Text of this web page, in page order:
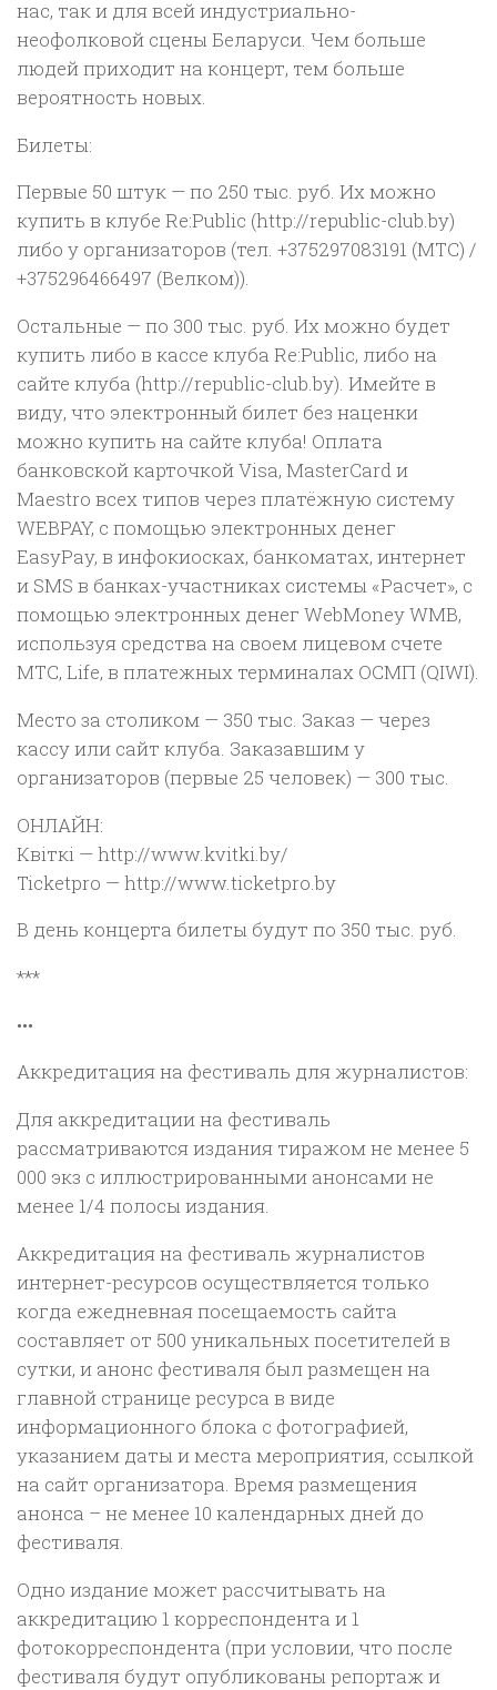
нас, так и для всей индустриально-
неофолковой сцены Беларуси. Чем больше
людей приходит на концерт, тем больше
вероятность новых.
Билеты:
Первые 50 штук — по 250 тыс. руб. Их можно
купить в клубе Re:Public (http://republic-club.by)
либо у организаторов (тел. +375297083191 (МТС) /
+375296466497 (Велком)).
Остальные — по 300 тыс. руб. Их можно будет
купить либо в кассе клуба Re:Public, либо на
сайте клуба (http://republic-club.by). Имейте в
виду, что электронный билет без наценки
можно купить на сайте клуба! Оплата
банковской карточкой Visa, MasterCard и
Maestro всех типов через платёжную систему
WEBPAY, с помощью электронных денег
EasyPay, в инфокиосках, банкоматах, интернет
и SMS в банках-участниках системы «Расчет», с
помощью электронных денег WebMoney WMB,
используя средства на своем лицевом счете
МТС, Life, в платежных терминалах ОСМП (QIWI).
Место за столиком — 350 тыс. Заказ — через
кассу или сайт клуба. Заказавшим у
организаторов (первые 25 человек) — 300 тыс.
ОНЛАЙН:
Квiткi — http://www.kvitki.by/
Ticketpro — http://www.ticketpro.by
В день концерта билеты будут по 350 тыс. руб.
***
•••
Аккредитация на фестиваль для журналистов:
Для аккредитации на фестиваль
рассматриваются издания тиражом не менее 5
000 экз с иллюстрированными анонсами не
менее 1/4 полосы издания.
Аккредитация на фестиваль журналистов
интернет-ресурсов осуществляется только
когда ежедневная посещаемость сайта
составляет от 500 уникальных посетителей в
сутки, и анонс фестиваля был размещен на
главной странице ресурса в виде
информационного блока с фотографией,
указанием даты и места мероприятия, ссылкой
на сайт организатора. Время размещения
анонса – не менее 10 календарных дней до
фестиваля.
Одно издание может рассчитывать на
аккредитацию 1 корреспондента и 1
фотокорреспондента (при условии, что после
фестиваля будут опубликованы репортаж и